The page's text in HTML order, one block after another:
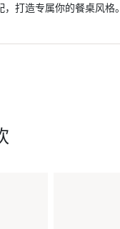
打造专属你的餐桌风格。